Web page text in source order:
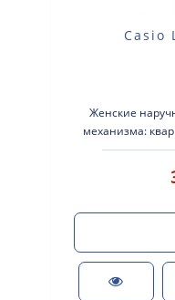
Casio
Женские
механизма: